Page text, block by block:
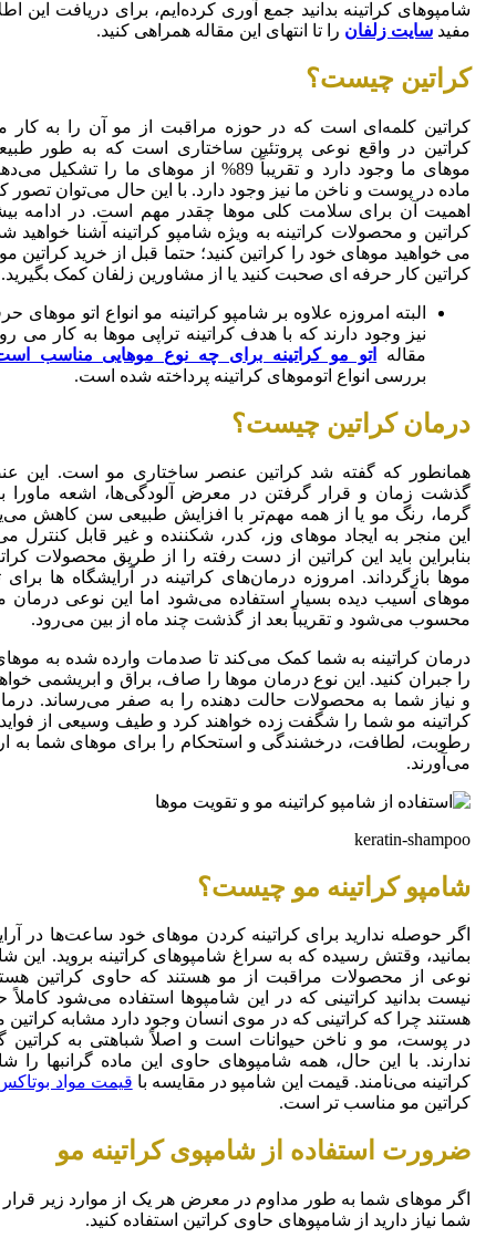
شامپوهای کراتینه بدانید جمع آوری کرده‌ایم، برای دریافت این
مفید سایت زلفان را تا انتهای این مقاله همراهی کنید.
کراتین چیست؟
کراتین کلمه‌ای است که در حوزه مراقبت از مو آن را به کار
کراتین در واقع نوعی پروتئین ساختاری است که به طور
موهای ما وجود دارد و تقریباً 89% از موهای ما را تشکیل
ماده در پوست و ناخن ما نیز وجود دارد. با این حال می‌توان تصور
اهمیت آن برای سلامت کلی موها چقدر مهم است.در ادامه
کراتین و محصولات کراتینه به ویژه شامپو کراتینه آشنا خواهید
می خواهید موهای خود را کراتین کنید؛ حتما قبل از خرید کراتین
کراتین کار حرفه ای صحبت کنید یا از مشاورین زلفان کمک بگیرید.
البته امروزه علاوه بر شامپو کراتینه مو انواع اتو موهای
نیز وجود دارند که با هدف کراتینه تراپی موها به کار می
مقاله
اتو مو کراتینه برای چه نوع موهایی مناسب
بررسی انواع اتوموهای کراتینه پرداخته شده است.
درمان کراتین چیست؟
همانطور که گفته شد کراتین عنصر ساختاری مو است. این
گذشت زمان و قرار گرفتن در معرض آلودگی‌ها، اشعه ماورا
گرما، رنگ مو یا از همه مهم‌تر با افزایش طبیعی سن کاهش
این منجر به ایجاد موهای وز، کدر، شکننده و غیر قابل کنترل
بنابراین باید این کراتین از دست رفته را از طریق محصولات
موها بازگرداند.
امروزه درمان‌های کراتینه در آرایشگاه ها برای
موهای آسیب دیده بسیار استفاده می‌شود اما این نوعی درمان
محسوب می‌شود و تقریباً بعد از گذشت چند ماه از بین می‌رود.
درمان کراتینه به شما کمک می‌کند تا صدمات وارده شده به
را جبران کنید. این نوع درمان موها را صاف، براق و ابریشمی
و نیاز شما به محصولات حالت دهنده را به صفر می‌رساند.
کراتینه مو شما را شگفت زده خواهند کرد و طیف وسیعی از فواید
رطوبت، لطافت، درخشندگی و استحکام را برای موهای شما به
می‌آورند.
keratin-shampoo
شامپو کراتینه مو چیست؟
اگر حوصله ندارید برای کراتینه کردن موهای خود ساعت‌ها در
بمانید، وقتش رسیده که به سراغ شامپوهای کراتینه بروید. این
نوعی از محصولات مراقبت از مو هستند که حاوی کراتین
نیست بدانید کراتینی که در این شامپوها استفاده می‌شود کاملاً
هستند چرا که کراتینی که در موی انسان وجود دارد مشابه کراتین
در پوست، مو و ناخن حیوانات است و اصلاً شباهتی به کراتین
ندارند. با این حال، همه شامپوهای حاوی این ماده گرانبها را
کراتینه می‌نامند. قیمت این شامپو در مقایسه با قیمت مواد
کراتین مو مناسب تر است.
ضرورت استفاده از شامپوی کراتینه مو
اگر موهای شما به طور مداوم در معرض هر یک از موارد زیر قرار
شما نیاز دارید از شامپوهای حاوی کراتین استفاده کنید.